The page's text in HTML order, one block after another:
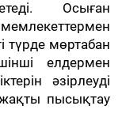
Осыған
түрде мөртабан
елдермен
әзірлеуді
пысықтау